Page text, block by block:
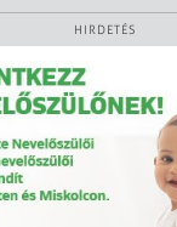
HIRDETÉS